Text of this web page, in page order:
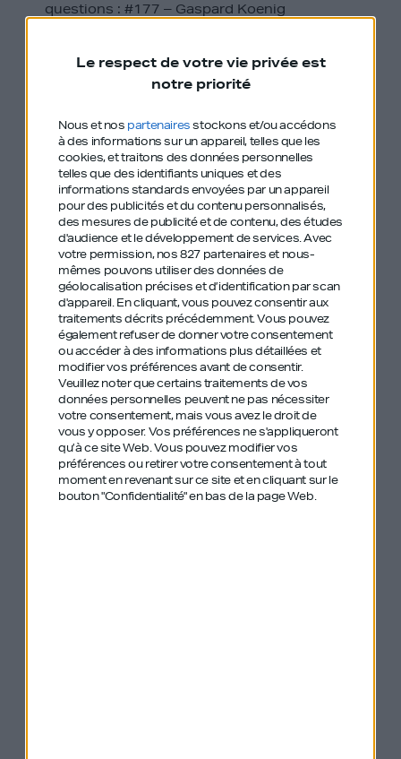
Le respect de votre vie privée est
notre priorité
Nous et nos partenairesstockons et/ou accédons
à des informations sur un appareil, telles que les
cookies, et traitons des données personnelles
telles que des identifiants uniques et des
informations standards envoyées par un appareil
pour des publicités et du contenu personnalisés,
des mesures de publicité et de contenu, des études
d'audience et le développement de services.Avec
votre permission, nos 827 partenaires et nous-
mêmes pouvons utiliser des données de
géolocalisation précises et d’identification par scan
d'appareil. En cliquant, vous pouvez consentir aux
traitements décrits précédemment. Vous pouvez
également refuser de donner votre consentement
ou accéder à des informations plus détaillées et
modifier vos préférences avant de consentir.
Veuillez noter que certains traitements de vos
données personnelles peuvent ne pas nécessiter
votre consentement, mais vous avez le droit de
vous y opposer. Vos préférences ne s'appliqueront
qu’à ce site Web. Vous pouvez modifier vos
préférences ou retirer votre consentement à tout
moment en revenant sur ce site et en cliquant sur le
bouton "Confidentialité" en bas de la page Web.
questions : #177 – Gaspard Koenig
Le podcast à écouter parce que c’est mon
préféré de tous les temps :#151 Virginie Guyot
Le podcast à écouter pour repenser nos façons
de travailler et manager :#121 Olivier Sibony
Le podcast à écouter pour le goût de l’aventure
et la puissance du travail d’équipe :#14 Eric
Bellion
La sélection podcasts
deJuliette:
Le podcast à écouter pour une bouffée d’espoir
entre tech et médecine :#187 Céline Lazorthe
Le podcast à écouter pour se motiver :#197